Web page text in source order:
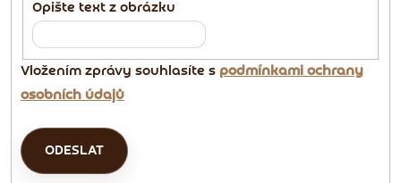
Opište text z obrázku
Vložením zprávy souhlasíte s podmínkami ochrany
osobních údajů
ODESLAT